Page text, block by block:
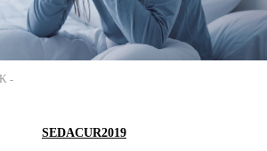
-
SEDACUR2019